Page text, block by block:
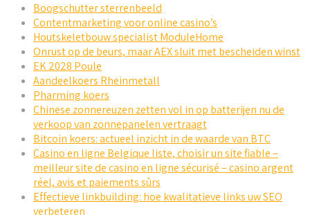
Boogschutter sterrenbeeld
Contentmarketing voor online casino’s
Houtskeletbouw specialist ModuleHome
Onrust op de beurs, maar AEX sluit met bescheiden winst
EK 2028 Poule
Aandeelkoers Rheinmetall
Pharming koers
Chinese zonnereuzen zetten vol in op batterijen nu de
verkoop van zonnepanelen vertraagt
Bitcoin koers: actueel inzicht in de waarde van BTC
Casino en ligne Belgique liste, choisir un site fiable –
meilleur site de casino en ligne sécurisé – casino argent
réel, avis et paiements sûrs
Effectieve linkbuilding: hoe kwalitatieve links uw SEO
verbeteren